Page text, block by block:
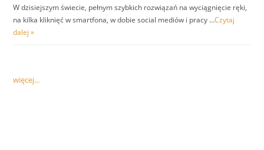
W dzisiejszym świecie, pełnym szybkich rozwiązań na wyciągnięcie ręki,
na kilka kliknięć w smartfona, w dobie social mediów i pracy …Czytaj
dalej »
więcej...